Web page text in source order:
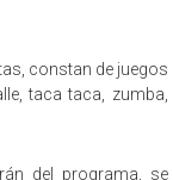
constan de juegos
taca taca, zumba,
del programa, se